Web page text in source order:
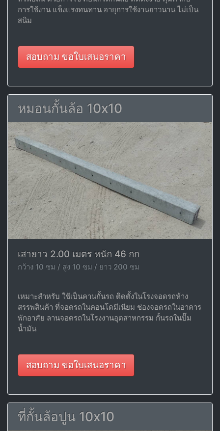
การใช้งาน แข็งแรงทนทาน อายุการใช้งานยาวนาน ไม่เป็น
สนิม
สอบถาม ขอใบเสนอราคา
หมอนกั้นล้อ 10x10
เสายาว 2.00 เมตร หนัก 46 กก
กว้าง 10 ซม / สูง 10 ซม / ยาว 200 ซม
เหมาะสำหรับ ใช้เป็นคานกั้นรถ ติดตั้งในโรงจอดรถห้าง
สรรพสินค้า ที่จอดรถในคอนโดมีเนียม ช่องจอดรถในอาคาร
พักอาศัย ลานจอดรถในโรงงานอุตสาหกรรม กั้นรถในปั๊ม
น้ำมัน
สอบถาม ขอใบเสนอราคา
ที่กั้นล้อปูน 10x10